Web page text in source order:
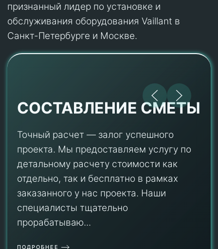
признанный лидер по установке и
обслуживания оборудования Vaillant в
Санкт-Петербурге и Москве.
СОСТАВЛЕНИЕ СМЕТЫ
Точный расчет — залог успешного
проекта. Мы предоставляем услугу по
детальному расчету стоимости как
отдельно, так и бесплатно в рамках
заказанного у нас проекта. Наши
специалисты тщательно
прорабатываю...
ПОДРОБНЕЕ